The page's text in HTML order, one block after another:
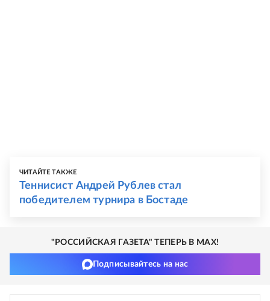
ЧИТАЙТЕ ТАКЖЕ
Теннисист Андрей Рублев стал
победителем турнира в Бостаде
"РОССИЙСКАЯ ГАЗЕТА" ТЕПЕРЬ В MAX!
Подписывайтесь на нас